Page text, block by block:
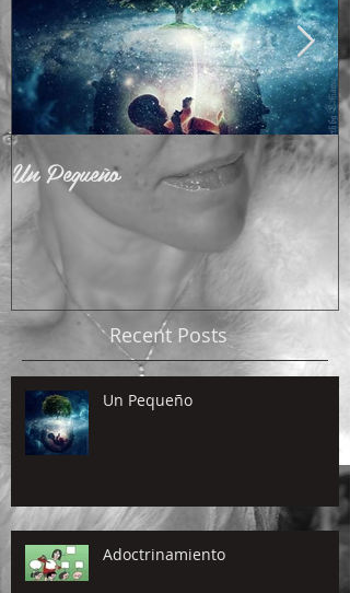
Un Pequeño
Recent Posts
Un Pequeño
Adoctrinamiento